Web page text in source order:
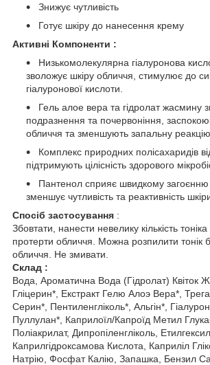
Знижує чутливість
Готує шкіру до нанесення крему
Активні Компоненти :
Низькомолекулярна гіалуронова
зволожує шкіру обличчя, стимулює до
гіалуронової кислоти.
Гель алое вера та гідролат жасмину
подразнення та почервоніння,
обличчя та зменшують запальну реакцію.
Комплекс природних полісахаридів
підтримують цілісність здорового
Пантенол сприяє швидкому загоєнню
зменшує чутливість та реактивність
Спосіб застосування :
Збовтати, нанести невелику кількість
протерти обличчя. Можна розпилити тонік
обличчя. Не змивати.
Склад :
Вода, Ароматична Вода (Гідролат) Квіток
Гліцерин*, Екстракт Гелю Алоэ Вера*,
Серин*, Пентиленгліколь*, Альгін*,
Пуллулан*, Каприлоїл/Капроїд Метил
Поліакрилат, Дипропіленгліколь,
Каприлгідроксамова Кислота, Каприліл
Натрію, Фосфат Калію, Запашка, Бензил